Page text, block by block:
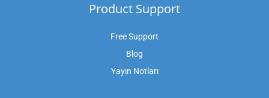
Product Support
Free Support
Blog
Yayın Notları